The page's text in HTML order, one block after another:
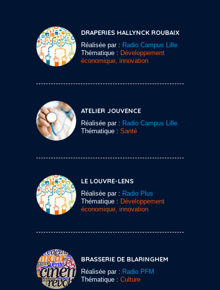
DRAPERIES HALLYNCK ROUBAIX
Réalisée par : Radio Campus Lille
Thématique : Développement
économique, innovation
ATELIER JOUVENCE
Réalisée par : Radio Campus Lille
Thématique : Santé
LE LOUVRE-LENS
Réalisée par : Radio Plus
Thématique : Développement
économique, innovation
BRASSERIE DE BLARINGHEM
Réalisée par : Radio PFM
Thématique : Culture